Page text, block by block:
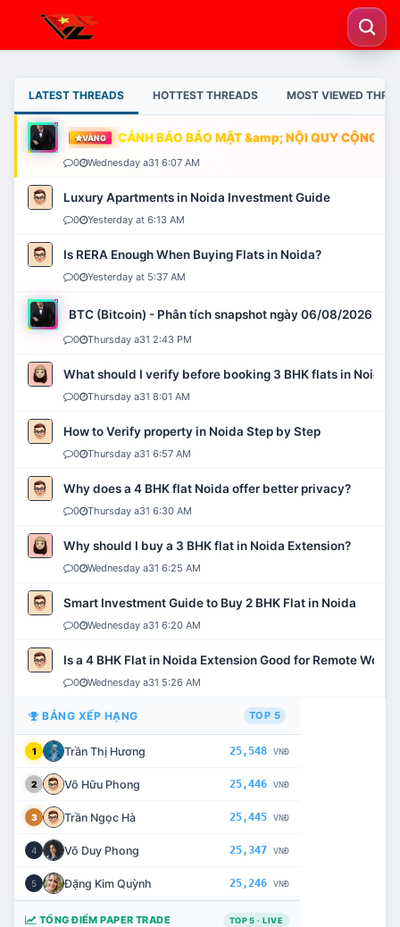
LATEST THREADS HOTTEST THREADS MOST VIEWED
VÀNG CẢNH BÁO BẢO MẬT &amp; NỘI QUY CỘNG
0 Wednesday a31 6:07 AM
Luxury Apartments in Noida Investment Guide
0 Yesterday at 6:13 AM
Is RERA Enough When Buying Flats in Noida?
0 Yesterday at 5:37 AM
BTC (Bitcoin) - Phân tích snapshot ngày 06/08/2026
0 Thursday a31 2:43 PM
What should I verify before booking 3 BHK flats in Noida?
0 Thursday a31 8:01 AM
How to Verify property in Noida Step by Step
0 Thursday a31 6:57 AM
Why does a 4 BHK flat Noida offer better privacy?
0 Thursday a31 6:30 AM
Why should I buy a 3 BHK flat in Noida Extension?
0 Wednesday a31 6:25 AM
Smart Investment Guide to Buy 2 BHK Flat in Noida
0 Wednesday a31 6:20 AM
Is a 4 BHK Flat in Noida Extension Good for Remote Work?
0 Wednesday a31 5:26 AM
BẢNG XẾP HẠNG TOP 5
1 Trần Thị Hương 25,548 VNĐ
2 Võ Hữu Phong 25,446 VNĐ
3 Trần Ngọc Hà 25,445 VNĐ
4 Võ Duy Phong 25,347 VNĐ
5 Đặng Kim Quỳnh 25,246 VNĐ
TỔNG ĐIỂM PAPER TRADE TOP 5 · LIVE